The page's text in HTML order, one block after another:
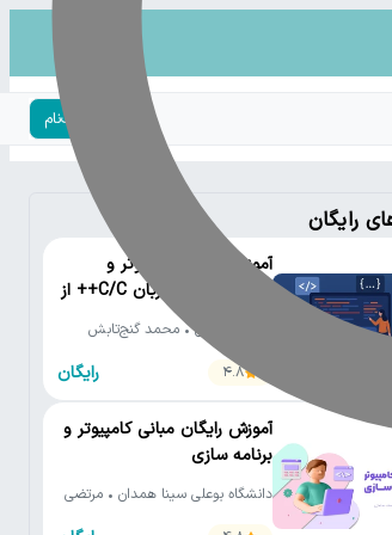
ورود | ثبت‌نام
رایگان
آموزش رایگان کامپیوتر و
برنامه‌نویسی به زبان C/C++ از
مقدماتی تا پیشرفته
دانشگاه تهران • محمد گنج‌تابش
4.8
رایگان
آموزش رایگان مبانی کامپیوتر و
برنامه سازی
دانشگاه بوعلی سینا همدان • مرتضی